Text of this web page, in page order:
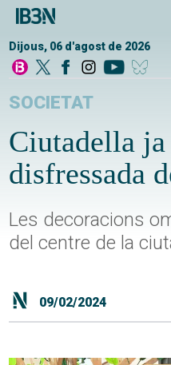
Dijous, 06 d'agost de 2026
SOCIETAT
Ciutadella
disfressada
Les decoracions
del centre de la
09/02/2024